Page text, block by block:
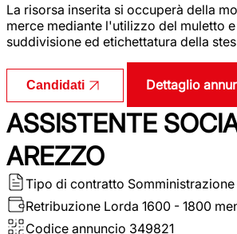
La risorsa inserita si occuperà della
merce mediante l'utilizzo del muletto
suddivisione ed etichettatura della
Candidati Dettaglio
ASSISTENTE
AREZZO
Tipo di contratto Somministrazione
Retribuzione Lorda 1600 - 1800
Codice annuncio 349821